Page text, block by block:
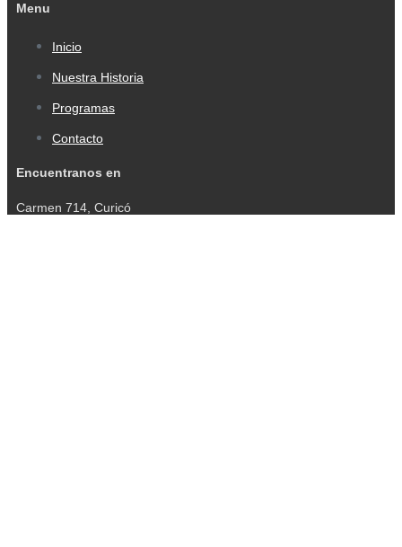
Menu
Inicio
Nuestra Historia
Programas
Contacto
Encuentranos en
Carmen 714, Curicó